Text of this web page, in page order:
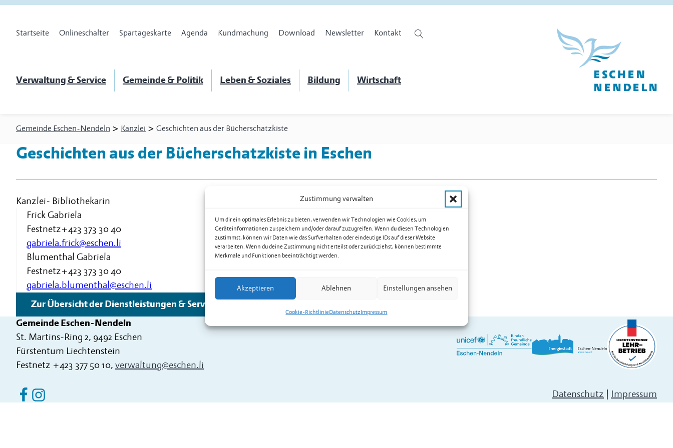
Zustimmung verwalten
Um dir ein optimales Erlebnis zu bieten, verwenden wir Technologien wie Cookies, um
Geräteinformationen zu speichern und/oder darauf zuzugreifen. Wenn du diesen Technologien
zustimmst, können wir Daten wie das Surfverhalten oder eindeutige IDs auf dieser Website
verarbeiten. Wenn du deine Zustimmung nicht erteilst oder zurückziehst, können bestimmte
Merkmale und Funktionen beeinträchtigt werden.
Akzeptieren Ablehnen Einstellungen ansehen
Cookie-RichtlinieDatenschutzImpressum
Startseite Onlineschalter Spartageskarte Agenda Kundmachung Download Newsletter Kontakt
Verwaltung & Service Gemeinde & Politik Leben & Soziales Bildung Wirtschaft
Gemeinde Eschen-Nendeln > Kanzlei > Geschichten aus der Bücherschatzkiste
Geschichten aus der Bücherschatzkiste in Eschen
Kanzlei- Bibliothekarin
Frick Gabriela
Festnetz+423 373 30 40
gabriela.frick@eschen.li
Blumenthal Gabriela
Festnetz+423 373 30 40
gabriela.blumenthal@eschen.li
Zur Übersicht der Dienstleistungen & Services
Gemeinde Eschen-Nendeln
St. Martins-Ring 2, 9492 Eschen
Fürstentum Liechtenstein
Festnetz +423 377 50 10, verwaltung@eschen.li
Eschen Nendeln auf Facebook
Eschen Nendeln auf Instagram
Datenschutz | Impressum